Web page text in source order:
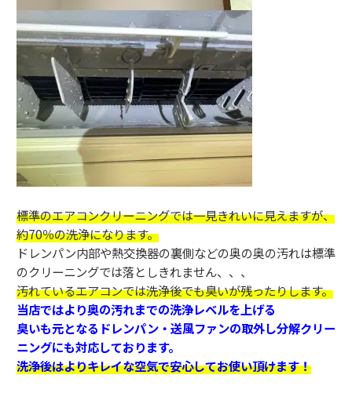
標準のエアコンクリーニングでは一見きれいに見えますが、
約70％の洗浄になります。
ドレンパン内部や熱交換器の裏側などの奥の奥の汚れは標準
のクリーニングでは落としきれません、、、
汚れているエアコンでは洗浄後でも臭いが残ったりします。
当店ではより奥の汚れまでの洗浄レベルを上げる
臭いも元となるドレンパン・送風ファンの取外し分解クリー
ニングにも対応しております。
洗浄後はよりキレイな空気で安心してお使い頂けます！